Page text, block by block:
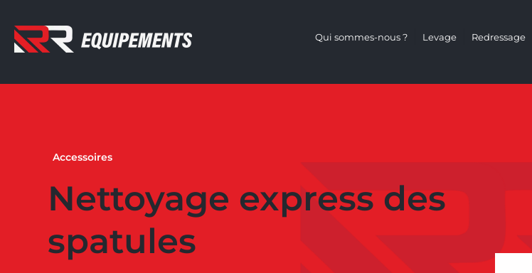
Qui sommes-nous ? Levage Redressage
Accessoires
Nettoyage express des
spatules